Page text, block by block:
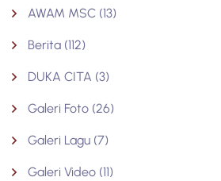
AWAM MSC (13)
Berita (112)
DUKA CITA (3)
Galeri Foto (26)
Galeri Lagu (7)
Galeri Video (11)